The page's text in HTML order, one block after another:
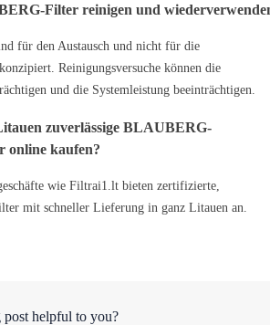
Filter reinigen und
für den Austausch und nicht für die
Reinigungsversuche können die
und die Systemleistung beeinträchtigen.
zuverlässige BLAUBERG-
online kaufen?
wie Filtrai1.lt bieten zertifizierte,
mit schneller Lieferung in ganz Litauen an.
post helpful to you?